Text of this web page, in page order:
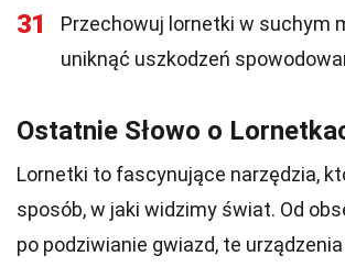
31
Przechowuj lornetki w suchym
uniknąć uszkodzeń
Ostatnie Słowo o
Lornetki to fascynujące narzędzia,
sposób, w jaki widzimy świat. Od
po podziwianie gwiazd, te